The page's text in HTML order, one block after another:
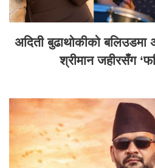
अदिती बुढाथोकीको बलिउडमा
श्रीमान जहीरसँग